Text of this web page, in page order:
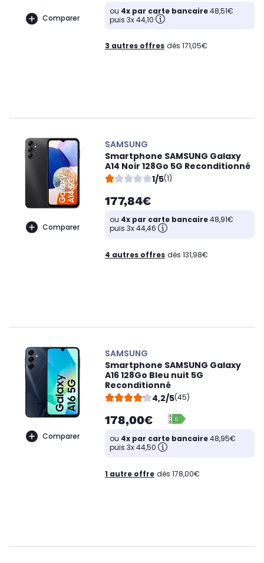
Comparer
ou 4x par carte bancaire48,51€
puis 3x 44,10
3 autres offres dès 171,05€
Comparer
SAMSUNG
Smartphone SAMSUNG Galaxy
A14 Noir 128Go 5G Reconditionné
1/5(1)
177,84€
ou 4x par carte bancaire48,91€
puis 3x 44,46
4 autres offres dès 131,98€
Comparer
SAMSUNG
Smartphone SAMSUNG Galaxy
A16 128Go Bleu nuit 5G
Reconditionné
4,2/5(45)
178,00€
ou 4x par carte bancaire48,95€
puis 3x 44,50
1 autre offre dès 178,00€